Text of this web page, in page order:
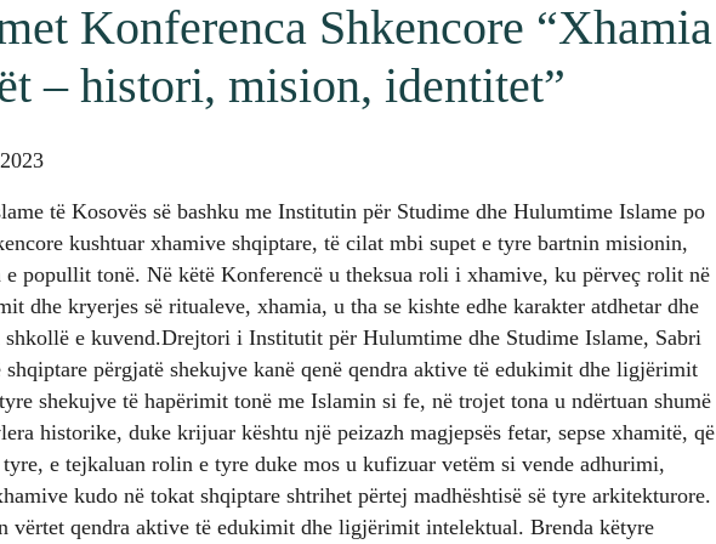
Konferenca Shkencore “Xhamia
– histori, mision, identitet”
të Kosovës së bashku me Institutin për Studime dhe Hulumtime Islame po
kushtuar xhamive shqiptare, të cilat mbi supet e tyre bartnin misionin,
popullit tonë. Në këtë Konferencë u theksua roli i xhamive, ku përveç rolit në
dhe kryerjes së ritualeve, xhamia, u tha se kishte edhe karakter atdhetar dhe
shkollë e kuvend.Drejtori i Institutit për Hulumtime dhe Studime Islame, Sabri
përgjatë shekujve kanë qenë qendra aktive të edukimit dhe ligjërimit
shekujve të hapërimit tonë me Islamin si fe, në trojet tona u ndërtuan shumë
historike, duke krijuar kështu një peizazh magjepsës fetar, sepse xhamitë, që
e tejkaluan rolin e tyre duke mos u kufizuar vetëm si vende adhurimi,
kudo në tokat shqiptare shtrihet përtej madhështisë së tyre arkitekturore.
vërtet qendra aktive të edukimit dhe ligjërimit intelektual. Brenda këtyre